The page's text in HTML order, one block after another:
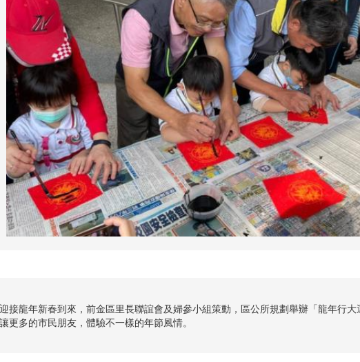
迎接龍年新春到來，前金區里長聯誼會及婦參小組策動，區公所規劃舉辦「龍年行大
讓更多的市民朋友，體驗不一樣的年節風情。